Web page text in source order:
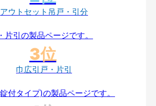
アウトセット吊戸・引分
巾広引戸・片引